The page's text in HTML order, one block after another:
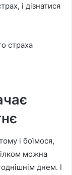
і дізнатися
і боїмося,
можна
днем. І